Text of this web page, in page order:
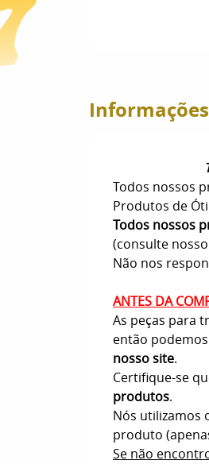
Todos nossos
Produtos de
Todos nossos
(consulte
Não nos
ANTES DA
As peças para
então
nosso site.
Certifique-se
produtos.
Nós utilizamos
produto
Se não